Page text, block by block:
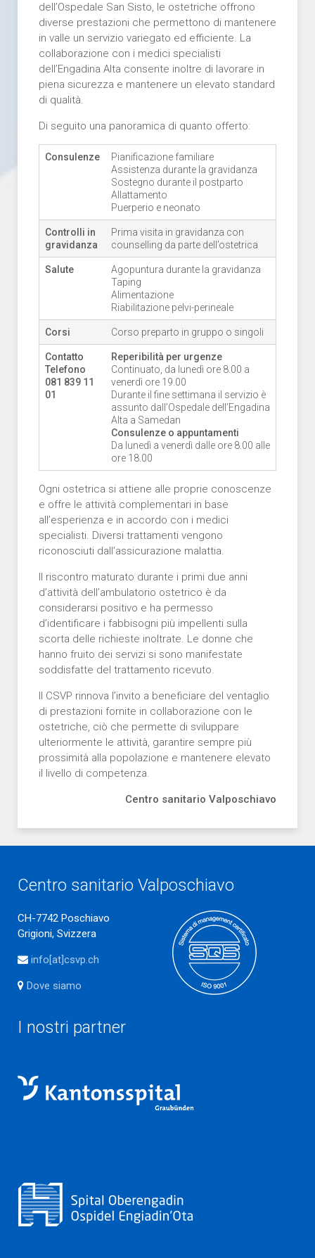
dell’Ospedale San Sisto, le ostetriche offrono
diverse prestazioni che permettono di mantenere
in valle un servizio variegato ed efficiente. La
collaborazione con i medici specialisti
dell’Engadina Alta consente inoltre di lavorare in
piena sicurezza e mantenere un elevato standard
di qualità.
Di seguito una panoramica di quanto offerto:
Consulenze
Pianificazione familiare
Assistenza durante la gravidanza
Sostegno durante il postparto
Allattamento
Puerperio e neonato
Controlli in
gravidanza
Prima visita in gravidanza con
counselling da parte dell’ostetrica
Salute
Agopuntura durante la gravidanza
Taping
Alimentazione
Riabilitazione pelvi-perineale
Corsi Corso preparto in gruppo o singoli
Contatto
Telefono
081 839 11
01
Reperibilità per urgenze
Continuato, da lunedì ore 8.00 a
venerdì ore 19.00
Durante il fine settimana il servizio è
assunto dall’Ospedale dell’Engadina
Alta a Samedan
Consulenze o appuntamenti
Da lunedì a venerdì dalle ore 8.00 alle
ore 18.00
Ogni ostetrica si attiene alle proprie conoscenze
e offre le attività complementari in base
all’esperienza e in accordo con i medici
specialisti. Diversi trattamenti vengono
riconosciuti dall’assicurazione malattia.
Il riscontro maturato durante i primi due anni
d’attività dell’ambulatorio ostetrico è da
considerarsi positivo e ha permesso
d’identificare i fabbisogni più impellenti sulla
scorta delle richieste inoltrate. Le donne che
hanno fruito dei servizi si sono manifestate
soddisfatte del trattamento ricevuto.
Il CSVP rinnova l’invito a beneficiare del ventaglio
di prestazioni fornite in collaborazione con le
ostetriche, ciò che permette di sviluppare
ulteriormente le attività, garantire sempre più
prossimità alla popolazione e mantenere elevato
il livello di competenza.
Centro sanitario Valposchiavo
Centro sanitario Valposchiavo
CH-7742 Poschiavo
Grigioni, Svizzera
info[at]csvp.ch
Dove siamo
I nostri partner